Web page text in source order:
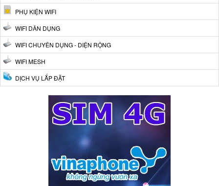
PHỤ KIỆN WIFI
WIFI DÂN DỤNG
WIFI CHUYÊN DỤNG - DIỆN RỘNG
WIFI MESH
DỊCH VỤ LẮP ĐẶT